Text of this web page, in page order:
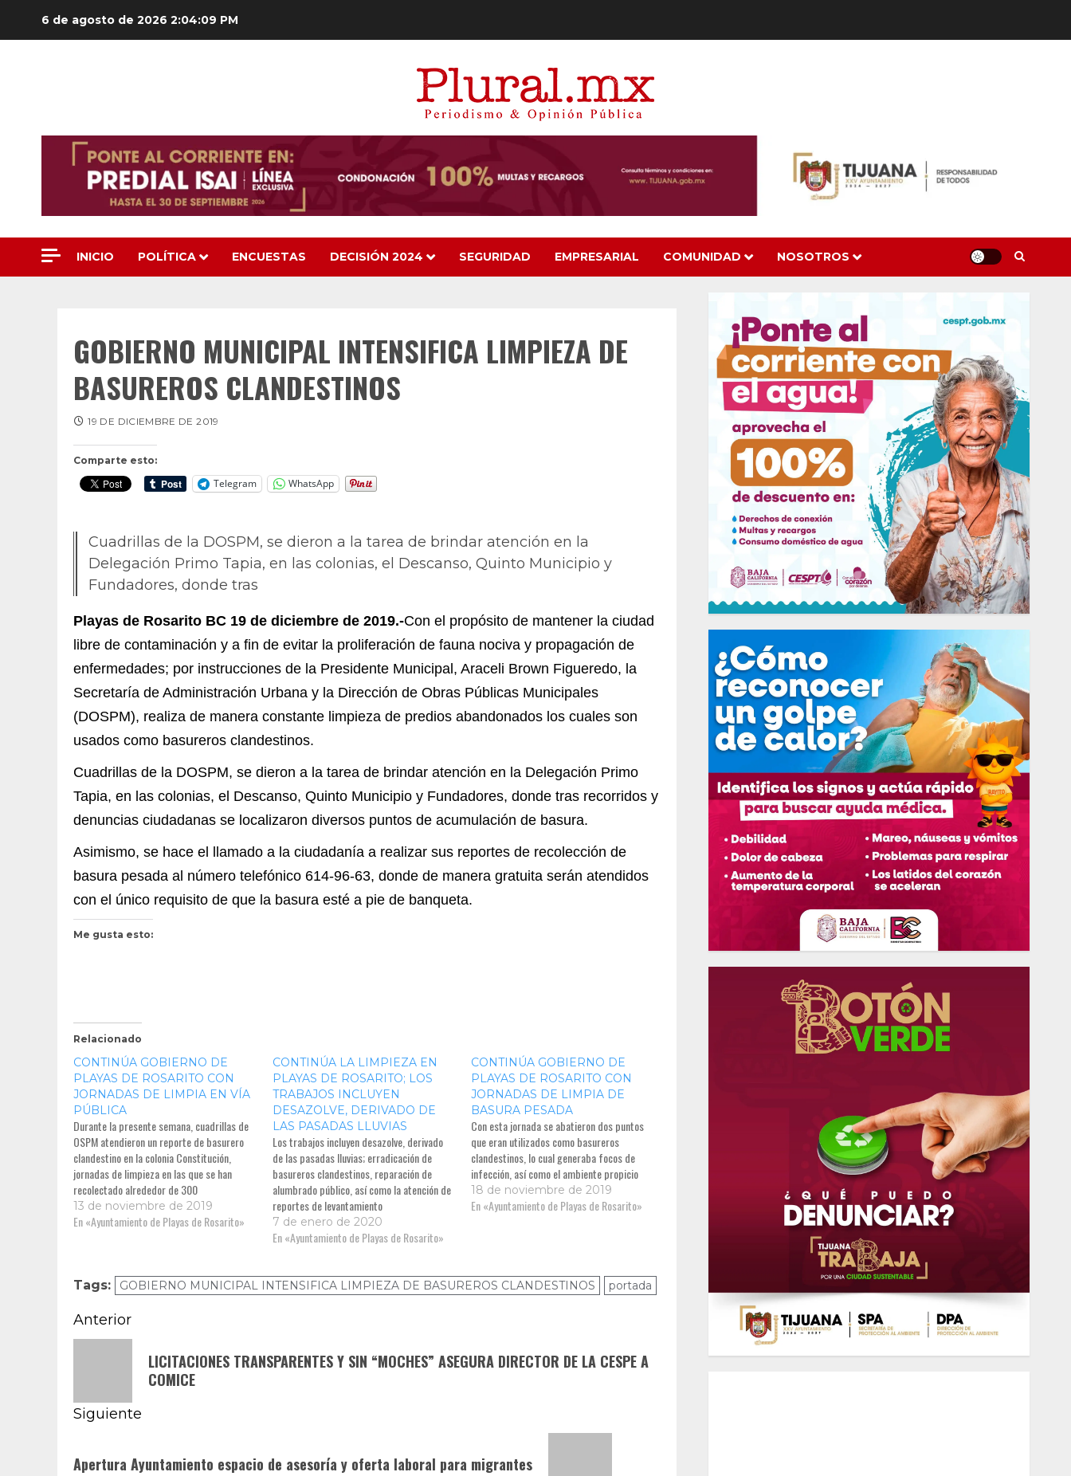
6 de agosto de 2026 2:04:11 PM
INICIO POLÍTICA ENCUESTAS DECISIÓN 2024 SEGURIDAD EMPRESARIAL COMUNIDAD NOSOTROS
GOBIERNO MUNICIPAL INTENSIFICA LIMPIEZA DE
BASUREROS CLANDESTINOS
Comparte esto:
Telegram WhatsApp
19 DE DICIEMBRE DE 2019
Cuadrillas de la DOSPM, se dieron a la tarea de brindar atención en la
Delegación Primo Tapia, en las colonias, el Descanso, Quinto Municipio y
Fundadores, donde tras
Playas de Rosarito BC 19 de diciembre de 2019.-Con el propósito de mantener la ciudad
libre de contaminación y a fin de evitar la proliferación de fauna nociva y propagación de
enfermedades; por instrucciones de la Presidente Municipal, Araceli Brown Figueredo, la
Secretaría de Administración Urbana y la Dirección de Obras Públicas Municipales
(DOSPM), realiza de manera constante limpieza de predios abandonados los cuales son
usados como basureros clandestinos.
Cuadrillas de la DOSPM, se dieron a la tarea de brindar atención en la Delegación Primo
Tapia, en las colonias, el Descanso, Quinto Municipio y Fundadores, donde tras recorridos y
denuncias ciudadanas se localizaron diversos puntos de acumulación de basura.
Asimismo, se hace el llamado a la ciudadanía a realizar sus reportes de recolección de
basura pesada al número telefónico 614-96-63, donde de manera gratuita serán atendidos
con el único requisito de que la basura esté a pie de banqueta.
Me gusta esto:
Relacionado
CONTINÚA GOBIERNO DE
PLAYAS DE ROSARITO CON
JORNADAS DE LIMPIA EN VÍA
PÚBLICA
Durante la presente semana, cuadrillas de
OSPM atendieron un reporte de basurero
clandestino en la colonia Constitución,
jornadas de limpieza en las que se han
recolectado alrededor de 300
13 de noviembre de 2019
En «Ayuntamiento de Playas de Rosarito»
CONTINÚA LA LIMPIEZA EN
PLAYAS DE ROSARITO; LOS
TRABAJOS INCLUYEN
DESAZOLVE, DERIVADO DE
LAS PASADAS LLUVIAS
Los trabajos incluyen desazolve, derivado
de las pasadas lluvias; erradicación de
basureros clandestinos, reparación de
alumbrado público, así como la atención de
reportes de levantamiento
de basura pesada.
7 de enero de 2020
En «Ayuntamiento de Playas de Rosarito»
CONTINÚA GOBIERNO DE
PLAYAS DE ROSARITO CON
JORNADAS DE LIMPIA DE
BASURA PESADA
Con esta jornada se abatieron dos puntos
que eran utilizados como basureros
clandestinos, lo cual generaba focos de
infección, así como el ambiente propicio
18 de noviembre de 2019
En «Ayuntamiento de Playas de Rosarito»
Tags: GOBIERNO MUNICIPAL INTENSIFICA LIMPIEZA DE BASUREROS CLANDESTINOS portada
Navegación
entradas
Anterior
LICITACIONES TRANSPARENTES Y SIN “MOCHES” ASEGURA DIRECTOR DE LA CESPE A
COMICE
Siguiente
entrada:
Apertura Ayuntamiento espacio de asesoría y oferta laboral para migrantes